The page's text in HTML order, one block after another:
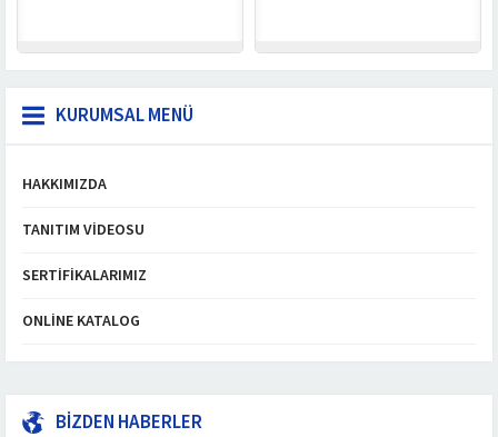
KURUMSAL MENÜ
HAKKIMIZDA
TANITIM VIDEOSU
SERTIFIKALARIMIZ
ONLINE KATALOG
BİZDEN HABERLER